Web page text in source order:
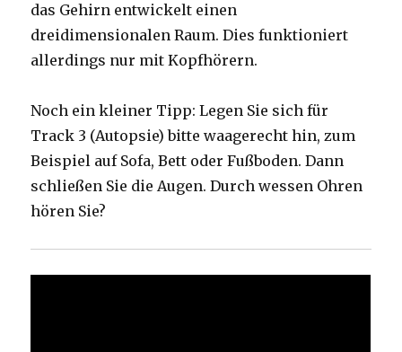
das Gehirn entwickelt einen
dreidimensionalen Raum. Dies funktioniert
allerdings nur mit Kopfhörern.
Noch ein kleiner Tipp: Legen Sie sich für
Track 3 (Autopsie) bitte waagerecht hin, zum
Beispiel auf Sofa, Bett oder Fußboden. Dann
schließen Sie die Augen. Durch wessen Ohren
hören Sie?